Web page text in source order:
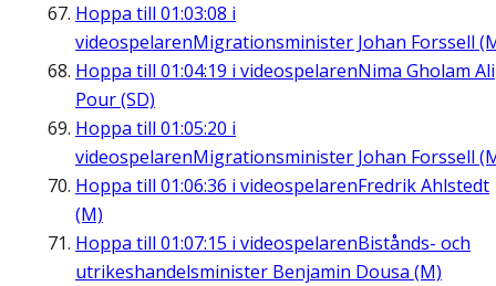
Hoppa till 01:03:08 i
videospelarenMigrationsminister Johan Forssell
Hoppa till 01:04:19 i videospelarenNima Gholam Ali
Pour (SD)
Hoppa till 01:05:20 i
videospelarenMigrationsminister Johan Forssell
Hoppa till 01:06:36 i videospelarenFredrik Ahlstedt
(M)
Hoppa till 01:07:15 i videospelarenBistånds- och
utrikeshandelsminister Benjamin Dousa (M)